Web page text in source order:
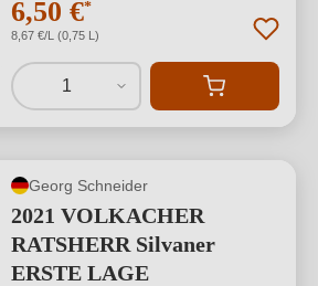
6,50 €*
8,67 €/L (0,75 L)
1
Georg Schneider
2021 VOLKACHER
RATSHERR Silvaner
ERSTE LAGE